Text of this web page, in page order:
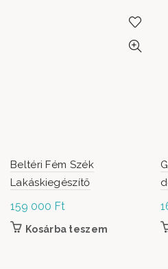
Beltéri Fém Szék
Lakáskiegészítő
159 000 Ft
Kosárba teszem